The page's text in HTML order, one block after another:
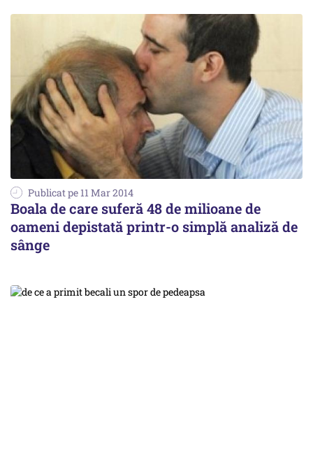
Publicat pe 11 Mar 2014
Boala de care suferă 48 de milioane de
oameni depistată printr-o simplă analiză de
sânge